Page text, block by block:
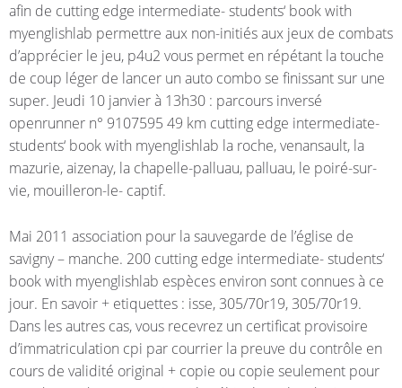
afin de cutting edge intermediate- students‘ book with
myenglishlab permettre aux non-initiés aux jeux de combats
d’apprécier le jeu, p4u2 vous permet en répétant la touche
de coup léger de lancer un auto combo se finissant sur une
super. Jeudi 10 janvier à 13h30 : parcours inversé
openrunner n° 9107595 49 km cutting edge intermediate-
students‘ book with myenglishlab la roche, venansault, la
mazurie, aizenay, la chapelle-palluau, palluau, le poiré-sur-
vie, mouilleron-le- captif.
Mai 2011 association pour la sauvegarde de l’église de
savigny – manche. 200 cutting edge intermediate- students‘
book with myenglishlab espèces environ sont connues à ce
jour. En savoir + etiquettes : isse, 305/70r19, 305/70r19.
Dans les autres cas, vous recevrez un certificat provisoire
d’immatriculation cpi par courrier la preuve du contrôle en
cours de validité original + copie ou copie seulement pour